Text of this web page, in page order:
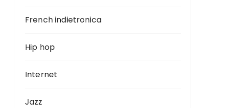
French indietronica
Hip hop
Internet
Jazz